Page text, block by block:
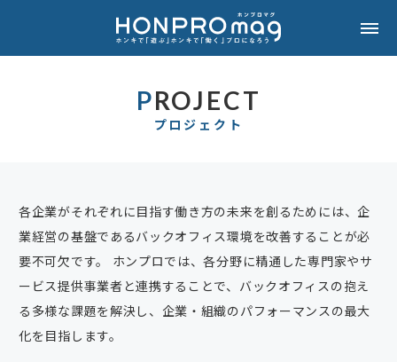
PROJECT
プロジェクト
各企業がそれぞれに目指す働き方の未来を創るためには、企
業経営の基盤であるバックオフィス環境を改善することが必
要不可欠です。 ホンプロでは、各分野に精通した専門家やサ
ービス提供事業者と連携することで、バックオフィスの抱え
る多様な課題を解決し、企業・組織のパフォーマンスの最大
化を目指します。